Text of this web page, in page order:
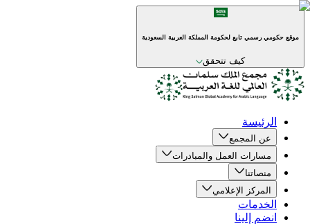
موقع حكومي رسمي تابع لحكومة المملكة العربية السعودية
كيف تتحقق
الرئيسة
عن المجمع
مسارات العمل والمبادرات
منصاتنا
المركز الإعلامي
الخدمات
انضم إلينا